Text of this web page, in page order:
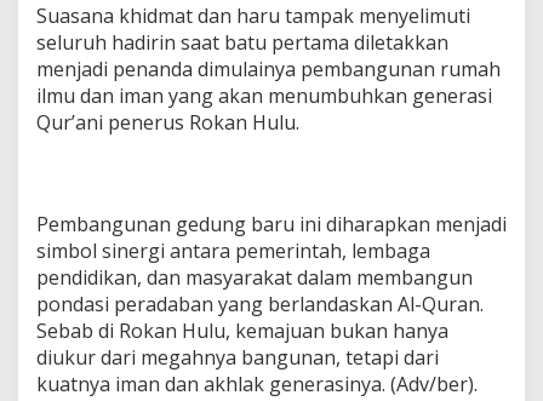
Suasana khidmat dan haru tampak menyelimuti
seluruh hadirin saat batu pertama diletakkan
menjadi penanda dimulainya pembangunan rumah
ilmu dan iman yang akan menumbuhkan generasi
Qur’ani penerus Rokan Hulu.
Pembangunan gedung baru ini diharapkan menjadi
simbol sinergi antara pemerintah, lembaga
pendidikan, dan masyarakat dalam membangun
pondasi peradaban yang berlandaskan Al-Quran.
Sebab di Rokan Hulu, kemajuan bukan hanya
diukur dari megahnya bangunan, tetapi dari
kuatnya iman dan akhlak generasinya. (Adv/ber).